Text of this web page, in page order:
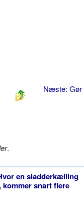
Næste: Gør
.
en sladderkælling
kommer snart flere